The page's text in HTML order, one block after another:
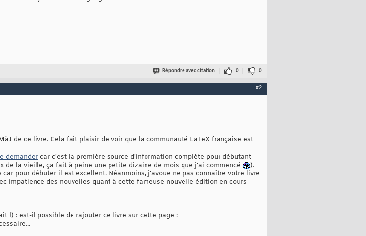
Répondre avec citation 0 0
#2
de ce livre. Cela fait plaisir de voir que la communauté LaTeX française est
demander car c'est la première source d'information complète pour débutant
de la vieille, ça fait à peine une petite dizaine de mois que j'ai commencé
).
pour débuter il est excellent. Néanmoins, j'avoue ne pas connaître votre livre
impatience des nouvelles quant à cette fameuse nouvelle édition en cours
!) : est-il possible de rajouter ce livre sur cette page :